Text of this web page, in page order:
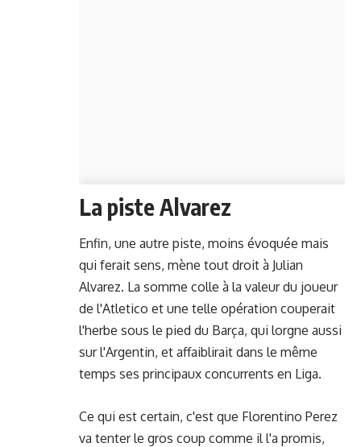
La piste Alvarez
Enfin, une autre piste, moins évoquée mais
qui ferait sens, mène tout droit à Julian
Alvarez. La somme colle à la valeur du joueur
de l'Atletico et une telle opération couperait
l'herbe sous le pied du Barça, qui lorgne aussi
sur l'Argentin, et affaiblirait dans le même
temps ses principaux concurrents en Liga.
Ce qui est certain, c'est que Florentino Perez
va tenter le gros coup comme il l'a promis,